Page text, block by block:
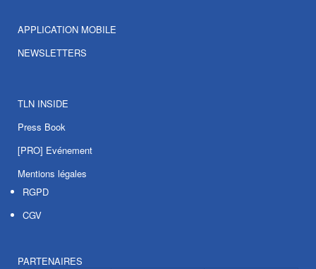
APPLICATION MOBILE
NEWSLETTERS
TLN INSIDE
Press Book
[PRO] Evénement
Mentions légales
RGPD
CGV
PARTENAIRES